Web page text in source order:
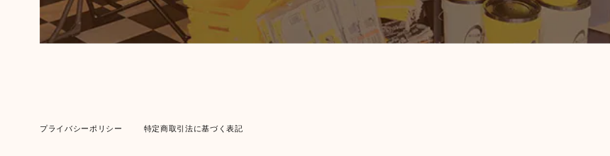
プライバシーポリシー 特定商取引法に基づく表記